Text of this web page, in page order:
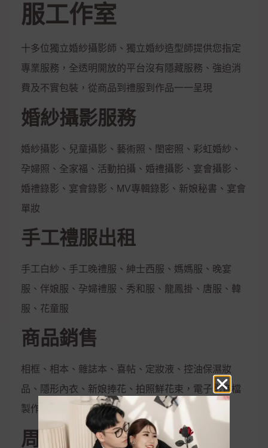
服工作室
十多位獨立婚紗攝影師、獨立婚紗造型師提供您指定
專業服務，全透明開放的平台沒有隱藏服務、強迫消
費及不實包裝，從商品到禮服到作品一一呈現
婚紗攝影服務
婚紗攝影、兒童攝影、藝術照、閨密照、彩虹婚紗、
孕婦照、全家福、活動拍攝、婚禮攝影、宴會攝影、
婚禮錄影、宴會錄影、MV專輯錄影、新娘秘書、宴會
單妝
手工禮服出租
手工白紗、手工晚禮服、紳士西服、媽媽服、晚宴
服、伴娘服、孕婦禮服、秀和服、龍鳳掛、唐服、韓
服、花童服
商品銷售
相框、相本、雜誌本、喜帖、定妝液、控油保濕妝
品、隱形內衣、新娘捧花、拍照鮮花束，電子影音檔
製作
周邊合作